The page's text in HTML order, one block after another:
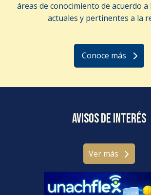
áreas de conocimiento de acuerdo a
actuales y pertinentes a la
Conoce más
Avisos de interés
Ver más